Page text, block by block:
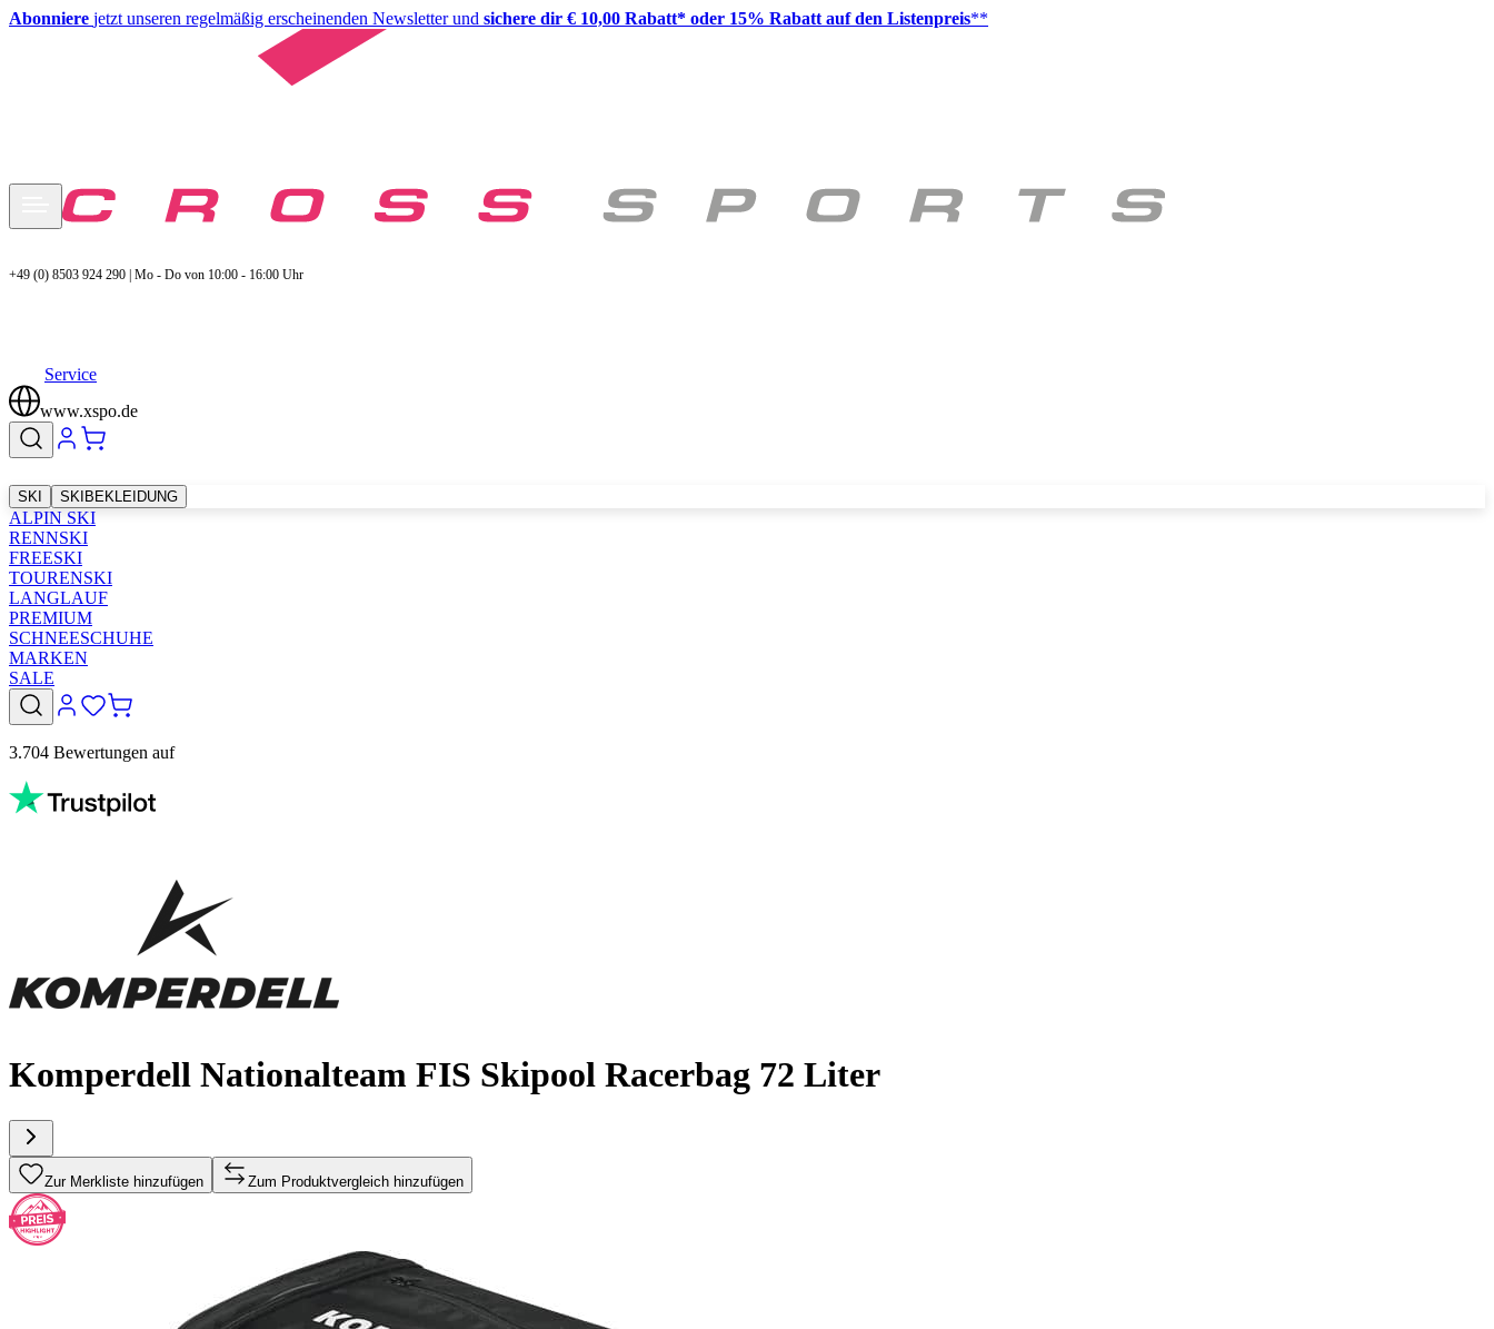
Abonniere jetzt unseren regelmäßig erscheinenden Newsletter und sichere dir € 10,00 Rabatt* oder 15% Rabatt auf den Listenpreis**
+49 (0) 8503 924 290 | Mo - Do von 10:00 - 16:00 Uhr
Service
www.xspo.de
SKI SKIBEKLEIDUNG
ALPIN SKI
RENNSKI
FREESKI
TOURENSKI
LANGLAUF
PREMIUM
SCHNEESCHUHE
MARKEN
SALE
3.704 Bewertungen auf
Komperdell Nationalteam FIS Skipool Racerbag 72 Liter
Zur Merkliste hinzufügen Zum Produktvergleich hinzufügen